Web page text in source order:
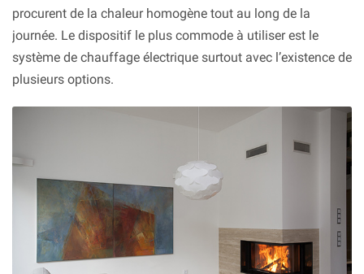
procurent de la chaleur homogène tout au long de la
journée. Le dispositif le plus commode à utiliser est le
système de chauffage électrique surtout avec l’existence de
plusieurs options.